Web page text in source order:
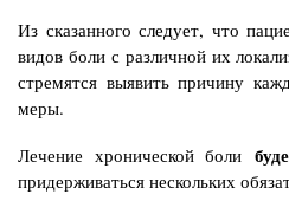
Из сказанного следует, что
видов боли с различной их
стремятся выявить причину
меры.
Лечение хронической боли
придерживаться нескольких